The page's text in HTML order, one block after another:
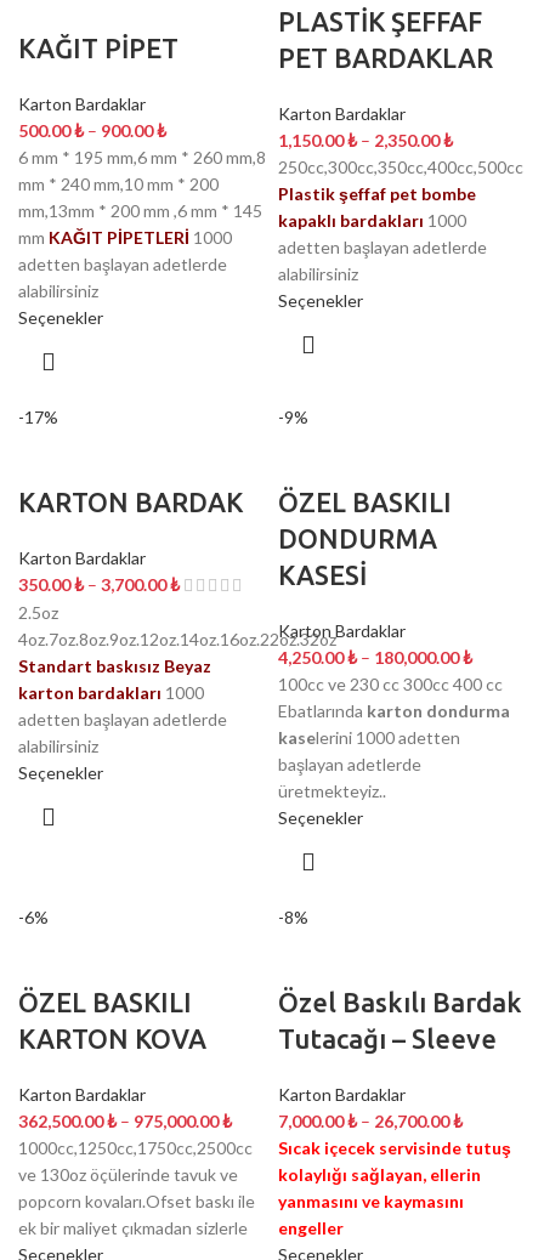
KAĞIT PİPET
Karton Bardaklar
500.00₺ – 900.00₺
6 mm * 195 mm,6 mm * 260 mm,8
mm * 240 mm,10 mm * 200
mm,13mm * 200 mm ,6 mm * 145
mm KAĞIT PİPETLERİ 1000
adetten başlayan adetlerde
alabilirsiniz
Seçenekler
PLASTİK ŞEFFAF
PET BARDAKLAR
Karton Bardaklar
1,150.00₺ – 2,350.00₺
250cc,300cc,350cc,400cc,500cc
Plastik şeffaf pet bombe
kapaklı bardakları 1000
adetten başlayan adetlerde
alabilirsiniz
Seçenekler
-17%
KARTON BARDAK
Karton Bardaklar
350.00₺ – 3,700.00₺
2.5oz
4oz.7oz.8oz.9oz.12oz.14oz.16oz.22oz.32oz
Standart baskısız Beyaz
karton bardakları 1000
adetten başlayan adetlerde
alabilirsiniz
Seçenekler
-9%
ÖZEL BASKILI
DONDURMA
KASESİ
Karton Bardaklar
4,250.00₺ – 180,000.00₺
100cc ve 230 cc 300cc 400 cc
Ebatlarında karton dondurma
kaselerini 1000 adetten
başlayan adetlerde
üretmekteyiz..
Seçenekler
-6%
ÖZEL BASKILI
KARTON KOVA
Karton Bardaklar
362,500.00₺ – 975,000.00₺
1000cc,1250cc,1750cc,2500cc
ve 130oz öçülerinde tavuk ve
popcorn kovaları.Ofset baskı ile
ek bir maliyet çıkmadan sizlerle
Seçenekler
-8%
Özel Baskılı Bardak
Tutacağı – Sleeve
Karton Bardaklar
7,000.00₺ – 26,700.00₺
Sıcak içecek servisinde tutuş
kolaylığı sağlayan, ellerin
yanmasını ve kaymasını
engeller
Seçenekler